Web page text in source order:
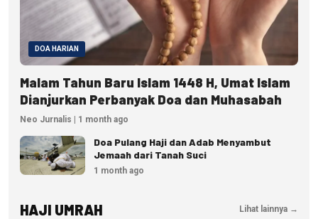
DOA HARIAN
Malam Tahun Baru Islam 1448 H, Umat Islam
Dianjurkan Perbanyak Doa dan Muhasabah
Neo Jurnalis | 1 month ago
Doa Pulang Haji dan Adab Menyambut
Jemaah dari Tanah Suci
1 month ago
HAJI UMRAH Lihat lainnya →